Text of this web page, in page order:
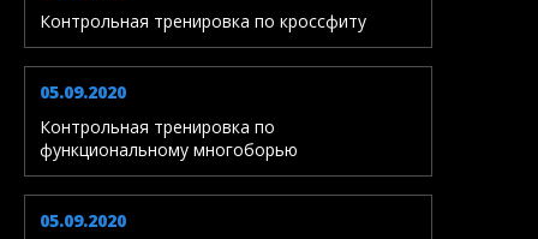
Контрольная тренировка по кроссфиту
05.09.2020
Контрольная тренировка по
функциональному многоборью
05.09.2020